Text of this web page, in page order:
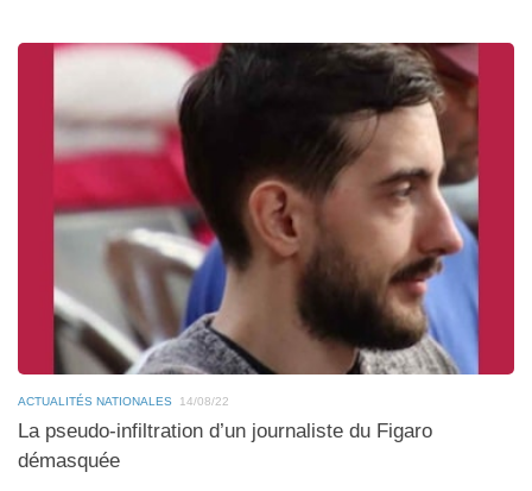
ACTUALITÉS NATIONALES 14/08/22
La pseudo-infiltration d’un journaliste du Figaro
démasquée